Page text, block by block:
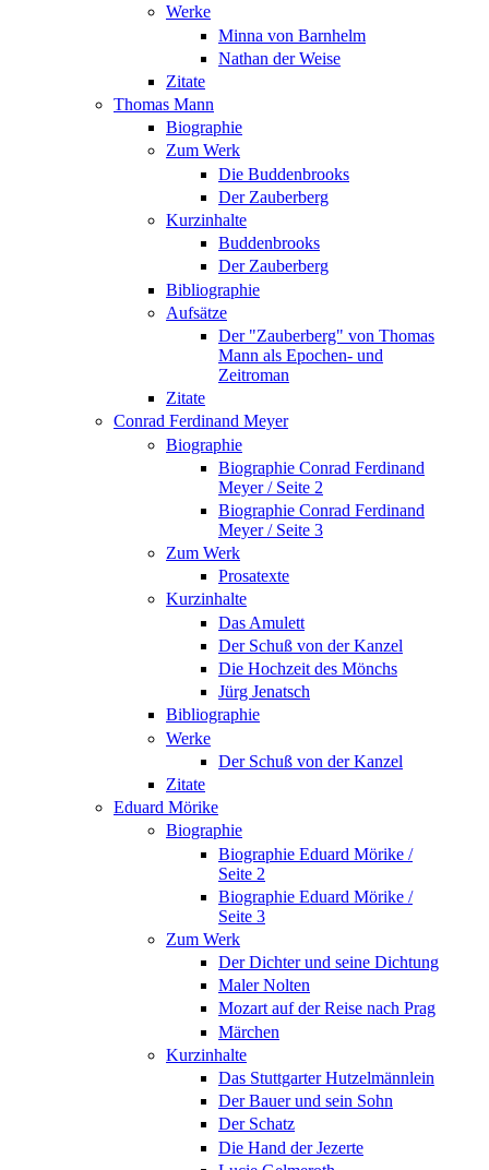
Werke
Minna von Barnhelm
Nathan der Weise
Zitate
Thomas Mann
Biographie
Zum Werk
Die Buddenbrooks
Der Zauberberg
Kurzinhalte
Buddenbrooks
Der Zauberberg
Bibliographie
Aufsätze
Der "Zauberberg" von Thomas
Mann als Epochen- und
Zeitroman
Zitate
Conrad Ferdinand Meyer
Biographie
Biographie Conrad Ferdinand
Meyer / Seite 2
Biographie Conrad Ferdinand
Meyer / Seite 3
Zum Werk
Prosatexte
Kurzinhalte
Das Amulett
Der Schuß von der Kanzel
Die Hochzeit des Mönchs
Jürg Jenatsch
Bibliographie
Werke
Der Schuß von der Kanzel
Zitate
Eduard Mörike
Biographie
Biographie Eduard Mörike /
Seite 2
Biographie Eduard Mörike /
Seite 3
Zum Werk
Der Dichter und seine Dichtung
Maler Nolten
Mozart auf der Reise nach Prag
Märchen
Kurzinhalte
Das Stuttgarter Hutzelmännlein
Der Bauer und sein Sohn
Der Schatz
Die Hand der Jezerte